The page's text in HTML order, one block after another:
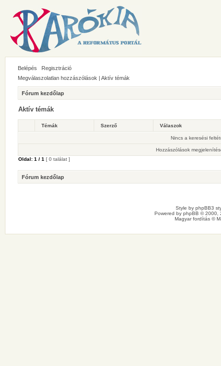
Belépés
Regisztráció
Megválaszolatlan hozzászólások | Aktív témák
Fórum kezdőlap
Aktív témák
Témák Szerző Válaszok
Nincs a keresési
Hozzászólások
Oldal: 1 / 1 [ 0 találat ]
Fórum kezdőlap
Style by phpBB3
Powered by phpBB © 2000,
Magyar fordítás ©